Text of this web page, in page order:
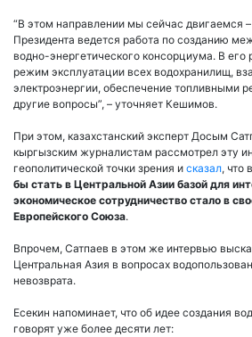
“В этом направлении мы сейчас двигаемся
Президента ведется работа по созданию
водно-энергетического консорциума. В его
режим эксплуатации всех водохранилищ,
электроэнергии, обеспечение топливными
другие вопросы”, – уточняет Кешимов.
При этом, казахстанский эксперт Досым
кыргызским журналистам рассмотрел эту
геополитической точки зрения и сказал, что
бы стать в Центральной Азии базой для
экономическое сотрудничество стало в
Европейского Союза.
Впрочем, Сатпаев в этом же интервью
Центральная Азия в вопросах
невозврата.
Есекин напоминает, что об идее создания
говорят уже более десяти лет: